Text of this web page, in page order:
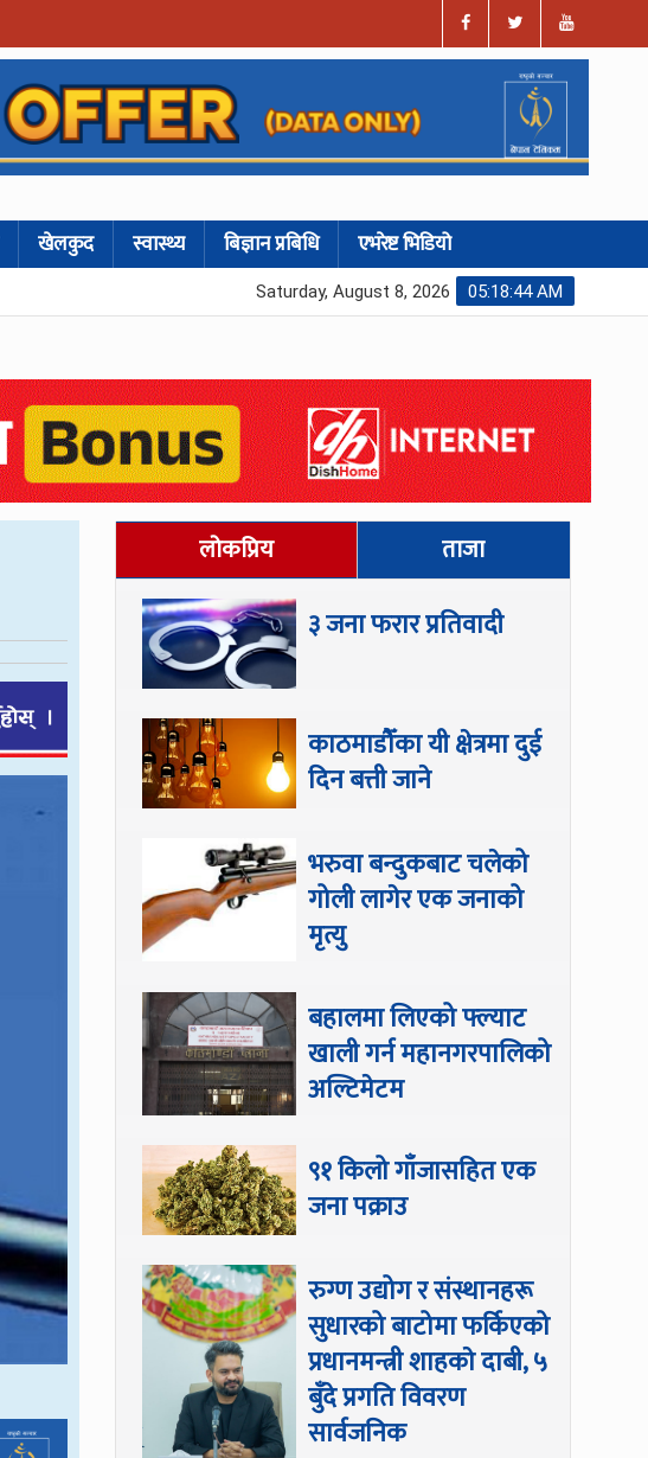
खेलकुद स्वास्थ्य बिज्ञान प्रबिधि एभरेष्ट भिडियो
05:18:45 AM
Saturday, August 8, 2026
लोकप्रिय ताजा
३ जना फरार प्रतिवादी
काठमाडौँका यी क्षेत्रमा दुई
दिन बत्ती जाने
भरुवा बन्दुकबाट चलेको
गोली लागेर एक जनाको
मृत्यु
बहालमा लिएको फ्ल्याट
खाली गर्न महानगरपालिको
अल्टिमेटम
९१ किलो गाँजासहित एक
जना पक्राउ
रुग्ण उद्योग र संस्थानहरू
सुधारको बाटोमा फर्किएको
प्रधानमन्त्री शाहकाे दाबी, ५
बुँदे प्रगति विवरण
सार्वजनिक